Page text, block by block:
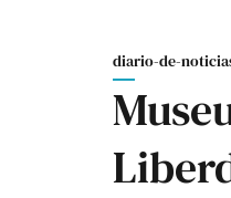
diario-de-